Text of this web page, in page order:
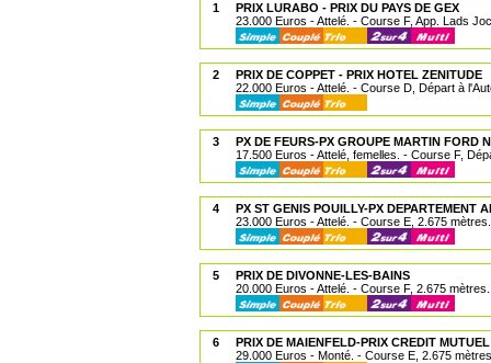
1
PRIX LURABO - PRIX DU PAYS DE GEX
23.000 Euros - Attelé. - Course F, App. Lads
2
PRIX DE COPPET - PRIX HOTEL ZENITUDE
22.000 Euros - Attelé. - Course D, Départ à
3
PX DE FEURS-PX GROUPE MARTIN FORD
17.500 Euros - Attelé, femelles. - Course F,
4
PX ST GENIS POUILLY-PX DEPARTEMENT
23.000 Euros - Attelé. - Course E, 2.675 mètres.
5
PRIX DE DIVONNE-LES-BAINS
20.000 Euros - Attelé. - Course F, 2.675 mètres.
6
PRIX DE MAIENFELD-PRIX CREDIT MUTUEL
29.000 Euros - Monté. - Course E, 2.675